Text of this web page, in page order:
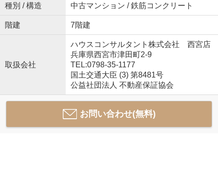
種別 / 構造 中古マンション / 鉄筋コンクリート
階建 7階建
取扱会社
ハウスコンサルタント株式会社 西宮店
兵庫県西宮市津田町2-9
TEL:0798-35-1177
国土交通大臣 (3) 第8481号
公益社団法人 不動産保証協会
お問い合わせ(無料)